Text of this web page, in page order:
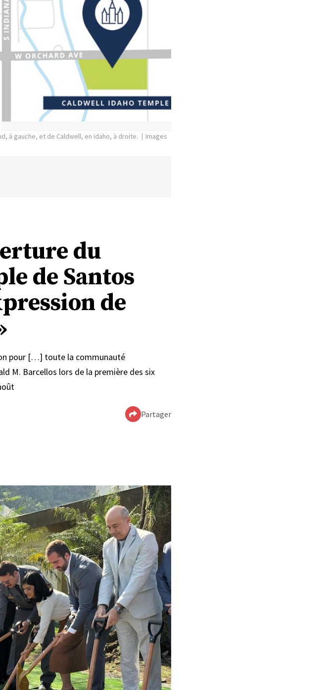
à gauche, et de Caldwell, en Idaho, à droite.
Images
du
de Santos
de
pour […] toute la communauté
M. Barcellos lors de la première des six
Partager